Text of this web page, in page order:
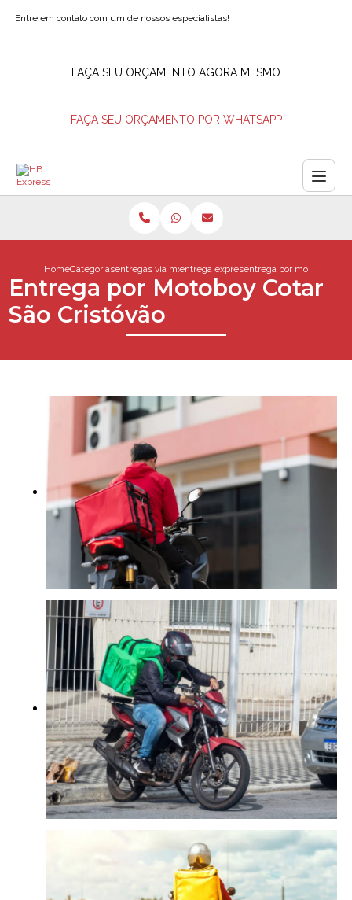
Entre em contato com um de nossos especialistas!
FAÇA SEU ORÇAMENTO AGORA MESMO
FAÇA SEU ORÇAMENTO POR WHATSAPP
HomeCategoriasentregas via motoboyentrega expressa motoboy
entrega por motoboy
Entrega por Motoboy Cotar
São Cristóvão